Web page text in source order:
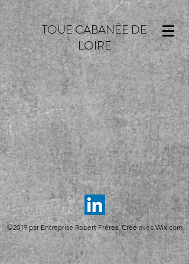
TOUE CABANÉE DE
LOIRE
©2019 par Entreprise Robert Frères. Créé avec Wix.com